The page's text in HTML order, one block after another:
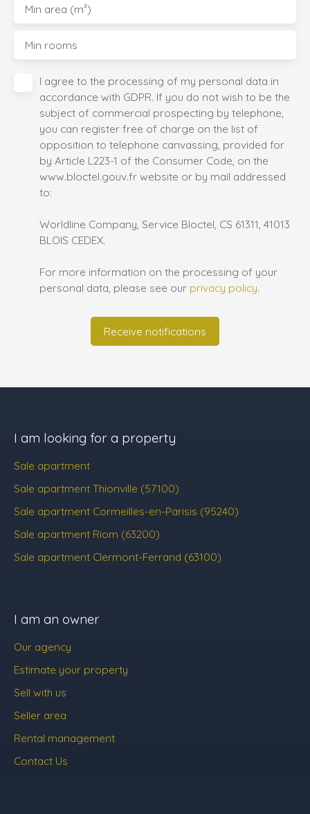
Min area (m²)
Min rooms
I agree to the processing of my personal data in
accordance with GDPR. If you do not wish to be the
subject of commercial prospecting by telephone,
you can register free of charge on the list of
opposition to telephone canvassing, provided for
by Article L223-1 of the Consumer Code, on the
www.bloctel.gouv.fr website or by mail addressed
to:
Worldline Company, Service Bloctel, CS 61311, 41013
BLOIS CEDEX.
For more information on the processing of your
personal data, please see our privacy policy.
Receive notifications
I am looking for a property
Sale apartment
Sale apartment Thionville (57100)
Sale apartment Cormeilles-en-Parisis (95240)
Sale apartment Riom (63200)
Sale apartment Clermont-Ferrand (63100)
I am an owner
Our agency
Estimate your property
Sell with us
Seller area
Rental management
Contact Us